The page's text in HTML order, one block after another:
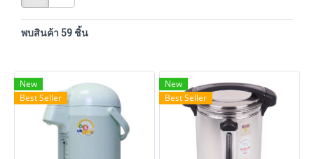
พบสินค้า 59 ชิ้น
New
Best Seller
New
Best Seller